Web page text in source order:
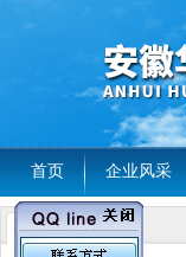
首页 企业风采
产品列表